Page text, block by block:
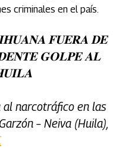
criminales en el país.
𝐅𝐔𝐄𝐑𝐀 𝐃𝐄
𝐆𝐎𝐋𝐏𝐄 𝐀𝐋
al narcotráfico en las
– Neiva (Huila),